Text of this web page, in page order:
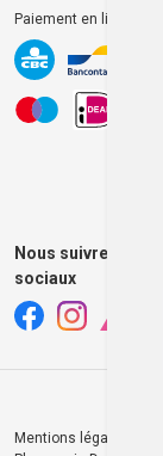
Paiement en ligne
Nous suivre sur
sociaux
Mentions légales